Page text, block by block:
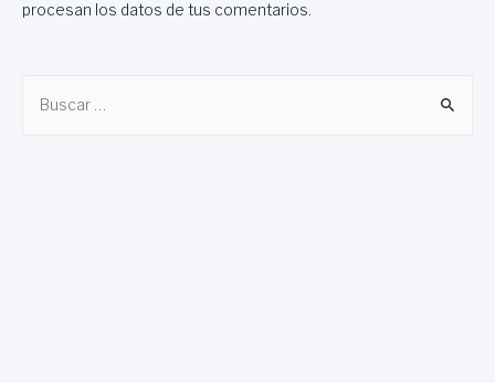
procesan los datos de tus comentarios.